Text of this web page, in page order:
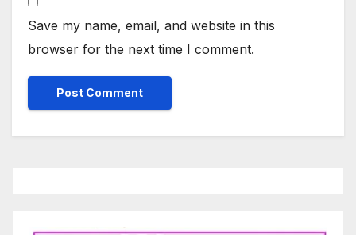
Save my name, email, and website in this
browser for the next time I comment.